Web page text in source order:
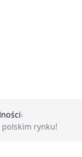
›
polskim rynku!